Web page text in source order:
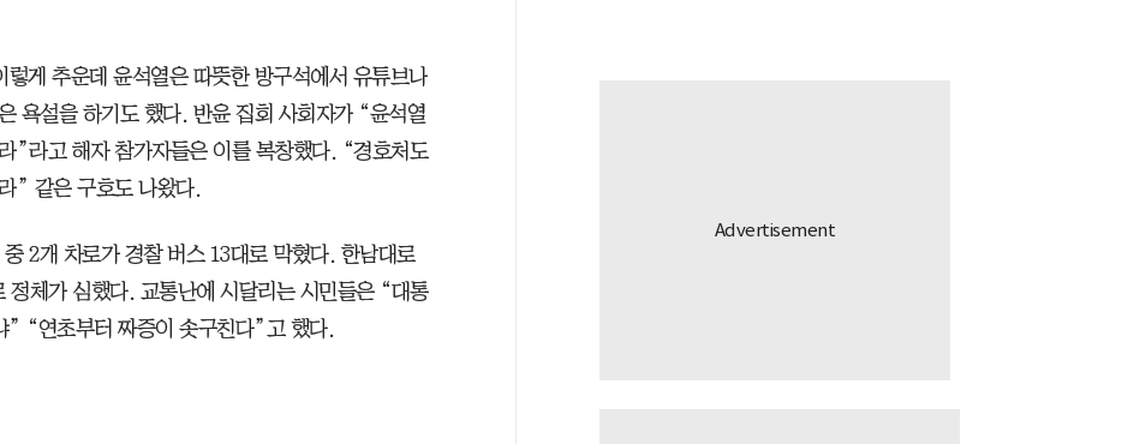
게 추운데 윤석열은 따뜻한 방구석에서 유튜브나
설을 하기도 했다. 반윤 집회 사회자가 “윤석열
”라고 해자 참가자들은 이를 복창했다. “경호처도
” 같은 구호도 나왔다.
2개 차로가 경찰 버스 13대로 막혔다. 한남대로
체가 심했다. 교통난에 시달리는 시민들은 “대통
“연초부터 짜증이 솟구친다”고 했다.